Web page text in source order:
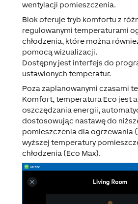
wentylacji pomieszczenia.
Blok oferuje tryb komfortu z
regulowanymi temperaturami
chłodzenia, które można
pomocą wizualizacji.
Dostępny jest interfejs do
ustawionych temperatur.
Poza zaplanowanymi czasami
Komfort, temperatura Eco jest
oszczędzania energii,
dostosowując nastawę do
pomieszczenia dla ogrzewania
wyższej temperatury
chłodzenia (Eco Max).